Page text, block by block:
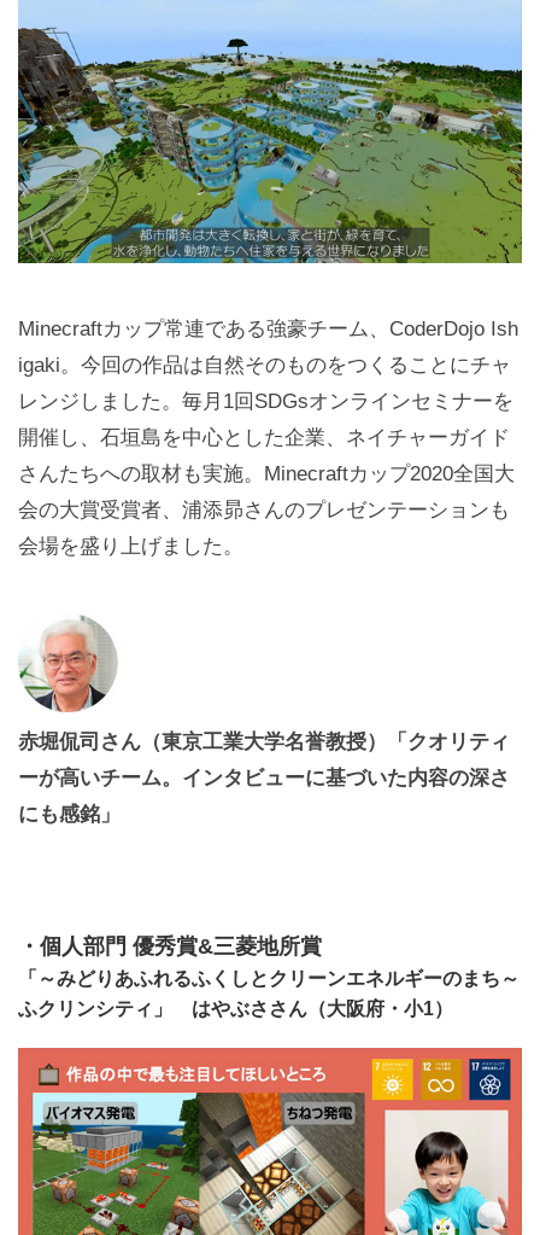
Minecraftカップ常連である強豪チーム、CoderDojo Ish
igaki。今回の作品は自然そのものをつくることにチャ
レンジしました。毎月1回SDGsオンラインセミナーを
開催し、石垣島を中心とした企業、ネイチャーガイド
さんたちへの取材も実施。Minecraftカップ2020全国大
会の大賞受賞者、浦添昴さんのプレゼンテーションも
会場を盛り上げました。
赤堀侃司さん（東京工業大学名誉教授）「クオリティ
ーが高いチーム。インタビューに基づいた内容の深さ
にも感銘」
・個人部門 優秀賞&三菱地所賞
「～みどりあふれるふくしとクリーンエネルギーのまち～
ふクリンシティ」 はやぶささん（大阪府・小1）